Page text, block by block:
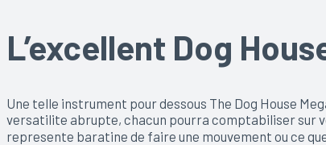
L’excellent Dog
Une telle instrument pour dessous The Dog House
versatilite abrupte, chacun pourra comptabiliser sur
represente baratine de faire une mouvement ou ce